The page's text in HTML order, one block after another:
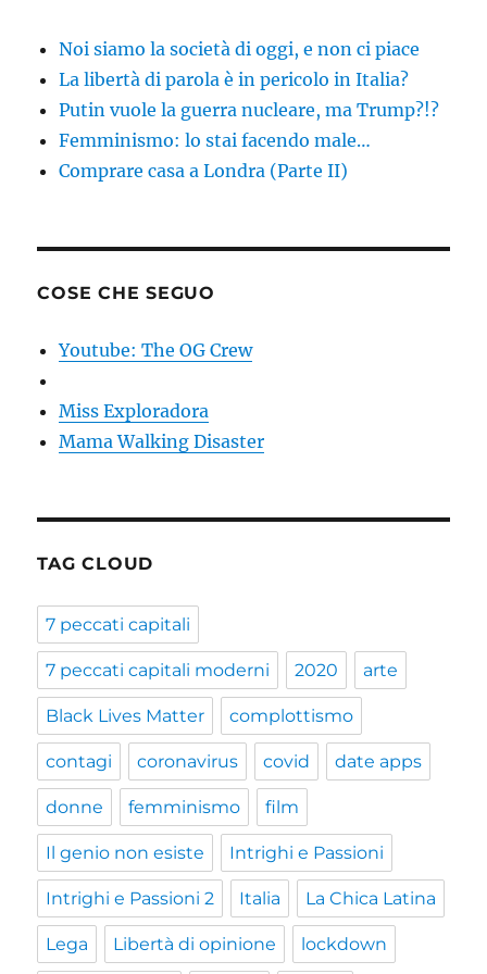
Noi siamo la società di oggi, e non ci piace
La libertà di parola è in pericolo in Italia?
Putin vuole la guerra nucleare, ma Trump?!?
Femminismo: lo stai facendo male…
Comprare casa a Londra (Parte II)
COSE CHE SEGUO
Youtube: The OG Crew
Miss Exploradora
Mama Walking Disaster
TAG CLOUD
7 peccati capitali
7 peccati capitali moderni 2020 arte
Black Lives Matter complottismo
contagi coronavirus covid date apps
donne femminismo film
Il genio non esiste Intrighi e Passioni
Intrighi e Passioni 2 Italia La Chica Latina
Lega Libertà di opinione lockdown